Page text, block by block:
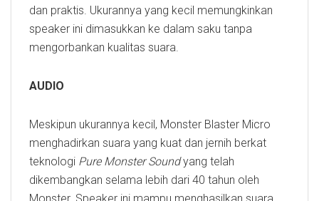
dan praktis. Ukurannya yang kecil memungkinkan
speaker ini dimasukkan ke dalam saku tanpa
mengorbankan kualitas suara.
AUDIO
Meskipun ukurannya kecil, Monster Blaster Micro
menghadirkan suara yang kuat dan jernih berkat
teknologi Pure Monster Soundyang telah
dikembangkan selama lebih dari 40 tahun oleh